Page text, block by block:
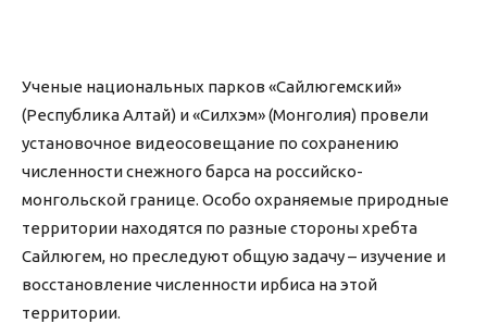
Ученые национальных парков «Сайлюгемский»
(Республика Алтай) и «Силхэм» (Монголия) провели
установочное видеосовещание по сохранению
численности снежного барса на российско-
монгольской границе. Особо охраняемые природные
территории находятся по разные стороны хребта
Сайлюгем, но преследуют общую задачу – изучение и
восстановление численности ирбиса на этой
территории.